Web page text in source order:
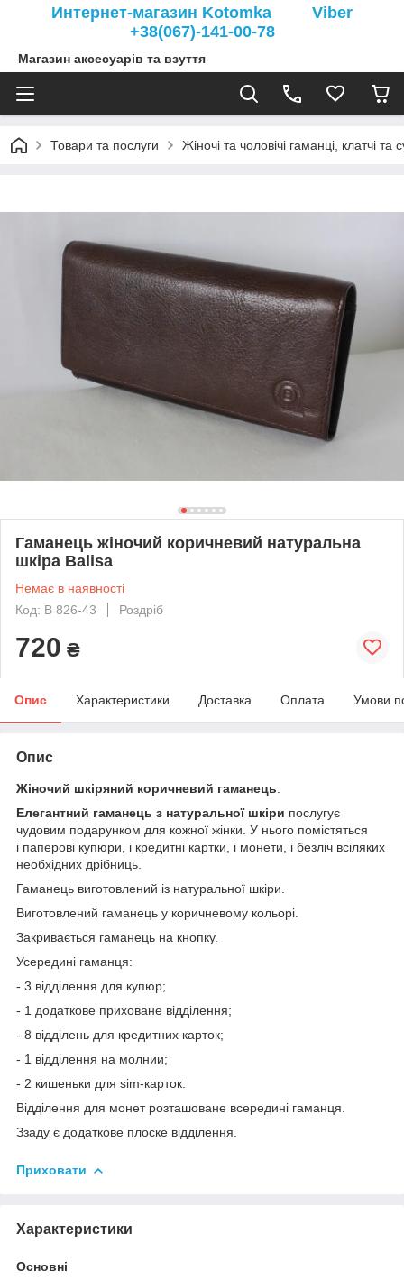
Интернет-магазин Kotomka Viber
+38(067)-141-00-78
Магазин аксесуарів та взуття
Товари та послуги Жіночі та чоловічі гаманці, клатчі та
Гаманець жіночий коричневий натуральна
шкіра Balisa
Немає в наявності
Код: B 826-43
Роздріб
720 ₴
Опис Характеристики Доставка Оплата Умови
Опис
Жіночий шкіряний коричневий гаманець
Елегантний гаманець з натуральної шкіри послугує
чудовим подарунком для кожної жінки. У нього помістяться
і паперові купюри, і кредитні картки, і монети, і безліч всіляких
необхідних дрібниць.
Гаманець виготовлений із натуральної шкіри.
Виготовлений гаманець у коричневому кольорі.
Закривається гаманець на кнопку.
Усередині гаманця:
- 3 відділення для купюр;
- 1 додаткове приховане відділення;
- 8 відділень для кредитних карток;
- 1 відділення на молнии;
- 2 кишеньки для sim-карток.
Відділення для монет розташоване всередині гаманця.
Ззаду є додаткове плоске відділення.
Приховати
Характеристики
Основні